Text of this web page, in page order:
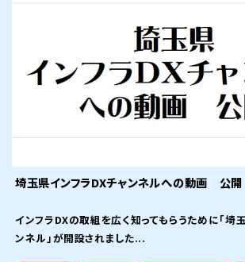
埼玉県インフラDXチャンネルへの動画 公開
インフラDXの取組を広く知ってもらうために「埼
ンネル」が開設されました...